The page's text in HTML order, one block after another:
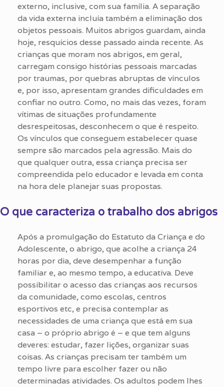
externo, inclusive, com sua família. A separação
da vida externa incluía também a eliminação dos
objetos pessoais. Muitos abrigos guardam, ainda
hoje, resquícios desse passado ainda recente. As
crianças que moram nos abrigos, em geral,
carregam consigo histórias pessoais marcadas
por traumas, por quebras abruptas de vínculos
e, por isso, apresentam grandes dificuldades em
confiar no outro. Como, no mais das vezes, foram
vítimas de situações profundamente
desrespeitosas, desconhecem o que é respeito.
Os vínculos que conseguem estabelecer quase
sempre são marcados pela agressão. Mais do
que qualquer outra, essa criança precisa ser
compreendida pelo educador e levada em conta
na hora dele planejar suas propostas.
O que caracteriza o trabalho dos abrigos
Após a promulgação do Estatuto da Criança e do
Adolescente, o abrigo, que acolhe a criança 24
horas por dia, deve desempenhar a função
familiar e, ao mesmo tempo, a educativa. Deve
possibilitar o acesso das crianças aos recursos
da comunidade, como escolas, centros
esportivos etc, e precisa contemplar as
necessidades de uma criança que está em sua
casa – o próprio abrigo é – e que tem alguns
deveres: estudar, fazer lições, organizar suas
coisas. As crianças precisam ter também um
tempo livre para escolher fazer ou não
determinadas atividades. Os adultos podem lhes